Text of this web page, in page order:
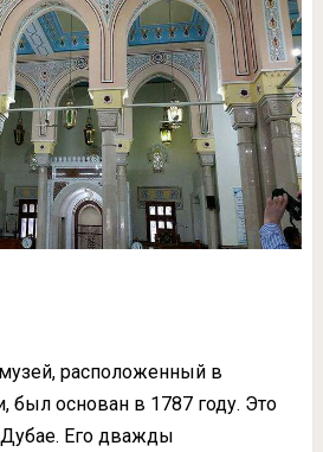
расположенный в
был основан в 1787 году. Это
Его дважды